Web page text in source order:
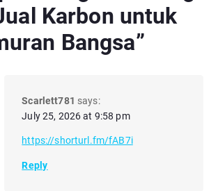
Karbon untuk
Bangsa”
Scarlett781 says:
July 25, 2026 at 9:58 pm
https://shorturl.fm/fAB7i
Reply